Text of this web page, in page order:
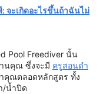
จะเกิดอะไรขึ้นถ้าฉันไม่
Pool Freediver นั้น
นคุณ ซึ่งจะมี ครูสอนดำ
คุณตลอดหลักสูตร ทั้ง
/น้ำปิด